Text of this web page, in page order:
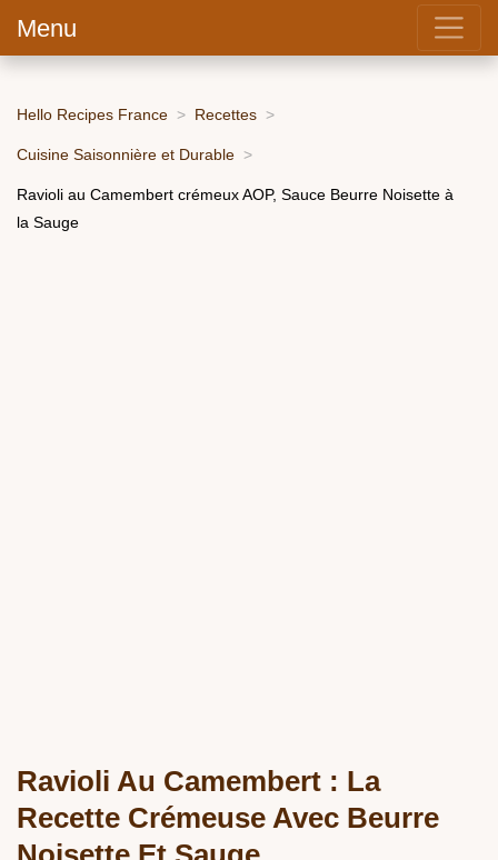
Menu
Hello Recipes France Recettes
Cuisine Saisonnière et Durable
Ravioli au Camembert crémeux AOP, Sauce Beurre Noisette à
la Sauge
Ravioli Au Camembert : La
Recette Crémeuse Avec Beurre